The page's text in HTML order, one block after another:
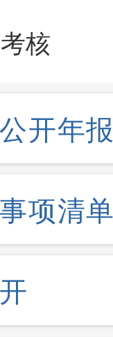
核
开年
项清